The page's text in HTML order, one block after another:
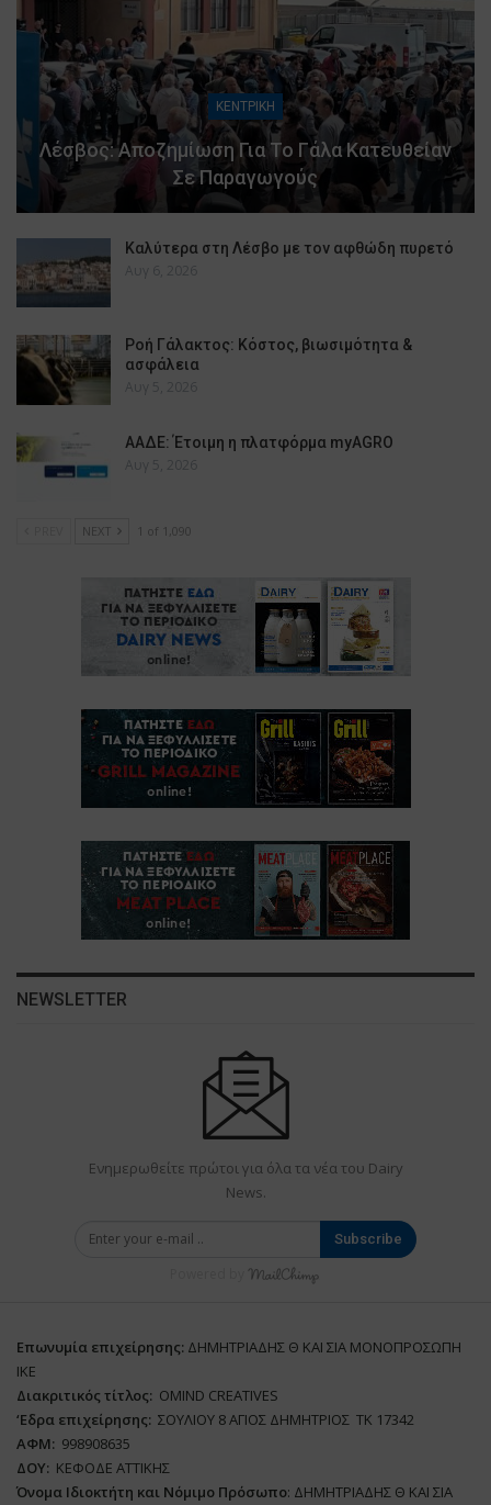
ΚΕΝΤΡΙΚΗ
Λέσβος: Αποζημίωση Για Το Γάλα Κατευθείαν
Σε Παραγωγούς
Καλύτερα στη Λέσβο με τον αφθώδη πυρετό
Αυγ 6, 2026
Ροή Γάλακτος: Κόστος, βιωσιμότητα &
ασφάλεια
Αυγ 5, 2026
ΑΑΔΕ: Έτοιμη η πλατφόρμα myAGRO
Αυγ 5, 2026
NEXT 1 of 1,090
NEWSLETTER
Ενημερωθείτε πρώτοι για όλα τα νέα του Dairy
News.
Subscribe
Επωνυμία επιχείρησης: ΔΗΜΗΤΡΙΑΔΗΣ Θ ΚΑΙ ΣΙΑ ΜΟΝΟΠΡΟΣΩΠΗ
ΙΚΕ
Διακριτικός τίτλος: ΟΜΙΝD CREATIVES
‘Eδρα επιχείρησης: ΣΟΥΛΙΟΥ 8 ΑΓΙΟΣ ΔΗΜΗΤΡΙΟΣ ΤΚ 17342
ΑΦΜ: 998908635
ΔΟΥ: ΚΕΦΟΔΕ ΑΤΤΙΚΗΣ
Όνομα Ιδιοκτήτη και Νόμιμο Πρόσωπο: ΔΗΜΗΤΡΙΑΔΗΣ Θ ΚΑΙ ΣΙΑ